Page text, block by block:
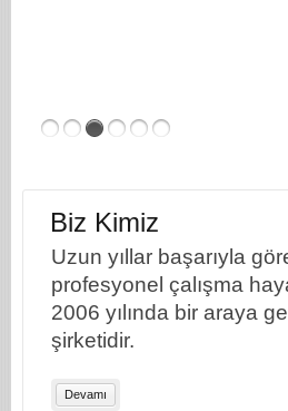
Biz Kimiz
Uzun yıllar başarıyla
profesyonel çalışma
2006 yılında bir araya
şirketidir.
Devamı